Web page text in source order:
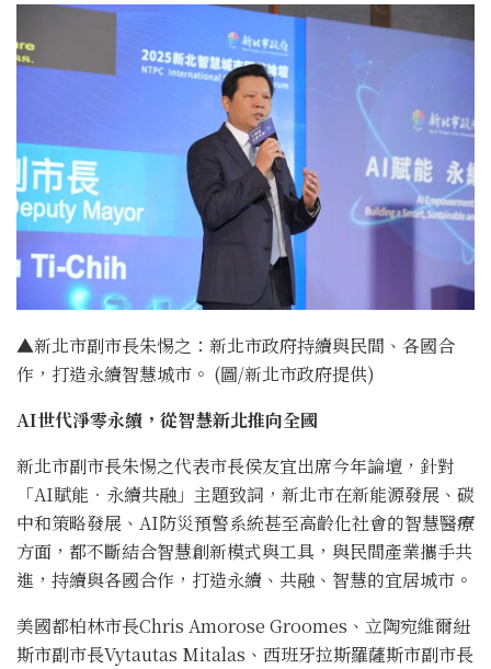
▲新北市副市長朱惕之：新北市政府持續與民間、各國合
作，打造永續智慧城市。 (圖/新北市政府提供)
AI世代淨零永續，從智慧新北推向全國
新北市副市長朱惕之代表市長侯友宜出席今年論壇，針對
「AI賦能．永續共融」主題致詞，新北市在新能源發展、碳
中和策略發展、AI防災預警系統甚至高齡化社會的智慧醫療
方面，都不斷結合智慧創新模式與工具，與民間產業攜手共
進，持續與各國合作，打造永續、共融、智慧的宜居城市。
美國都柏林市長Chris Amorose Groomes、立陶宛維爾紐
斯市副市長Vytautas Mitalas、西班牙拉斯羅薩斯市副市長